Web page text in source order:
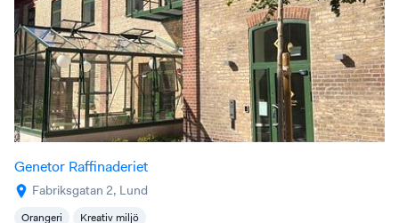
Genetor Raffinaderiet
Fabriksgatan 2, Lund
Orangeri Kreativ miljö